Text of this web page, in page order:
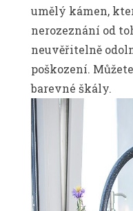
umělý kámen,
nerozeznání od
neuvěřitelně
poškození.
barevné škály.